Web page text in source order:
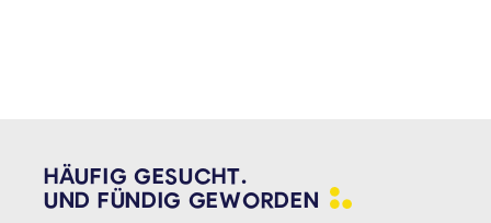
HÄUFIG GESUCHT.
UND FÜNDIG GEWORDEN